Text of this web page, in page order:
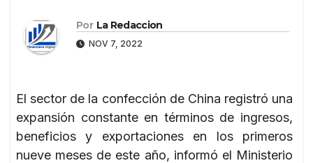
Por La Redaccion
NOV 7, 2022
El sector de la confección de China registró una
expansión constante en términos de ingresos,
beneficios y exportaciones en los primeros
nueve meses de este año, informó el Ministerio